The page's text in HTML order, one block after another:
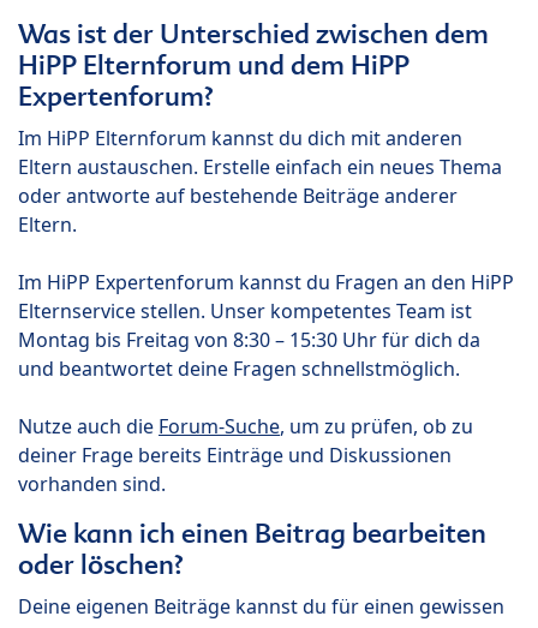
Was ist der Unterschied zwischen dem
HiPP Elternforum und dem HiPP
Expertenforum?
Im HiPP Elternforum kannst du dich mit anderen
Eltern austauschen. Erstelle einfach ein neues Thema
oder antworte auf bestehende Beiträge anderer
Eltern.
Im HiPP Expertenforum kannst du Fragen an den HiPP
Elternservice stellen. Unser kompetentes Team ist
Montag bis Freitag von 8:30 – 15:30 Uhr für dich da
und beantwortet deine Fragen schnellstmöglich.
Nutze auch die Forum-Suche, um zu prüfen, ob zu
deiner Frage bereits Einträge und Diskussionen
vorhanden sind.
Wie kann ich einen Beitrag bearbeiten
oder löschen?
Deine eigenen Beiträge kannst du für einen gewissen